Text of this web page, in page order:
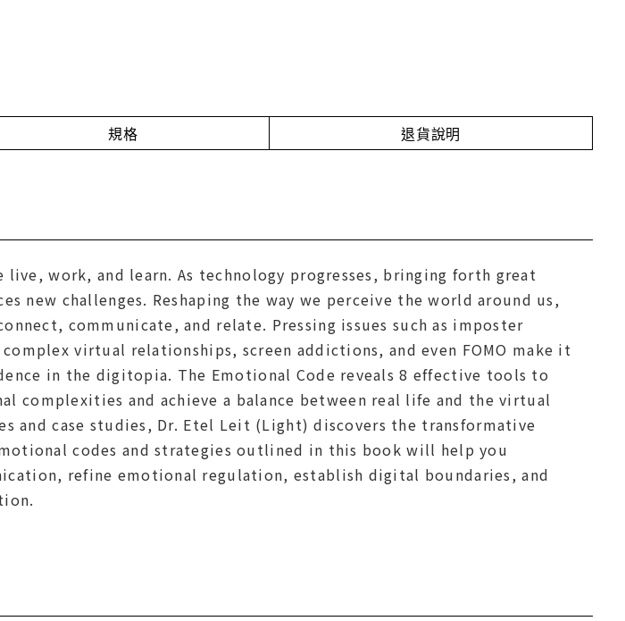
規格 退貨說明
work, and learn. As technology progresses, bringing forth great
new challenges. Reshaping the way we perceive the world around us,
communicate, and relate. Pressing issues such as imposter
virtual relationships, screen addictions, and even FOMO make it
in the digitopia. The Emotional Code reveals 8 effective tools to
complexities and achieve a balance between real life and the virtual
and case studies, Dr. Etel Leit (Light) discovers the transformative
codes and strategies outlined in this book will help you
refine emotional regulation, establish digital boundaries, and